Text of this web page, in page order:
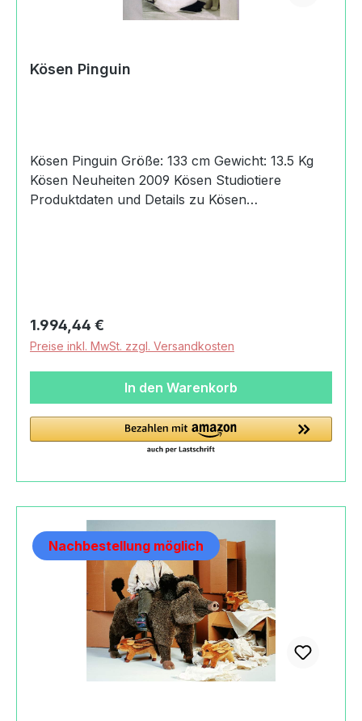
Kösen Pinguin
Kösen Pinguin Größe: 133 cm Gewicht: 13.5 Kg
Kösen Neuheiten 2009 Kösen Studiotiere
Produktdaten und Details zu Kösen
Spielzeug Manufaktur
GmbHRudelsburgpromenade06628 Bad Kösen,
Deutschland+49 (0) 34463/33-
100info@koesener.de
Regulärer Preis:
1.994,44 €
Preise inkl. MwSt. zzgl. Versandkosten
In den Warenkorb
Nachbestellung möglich